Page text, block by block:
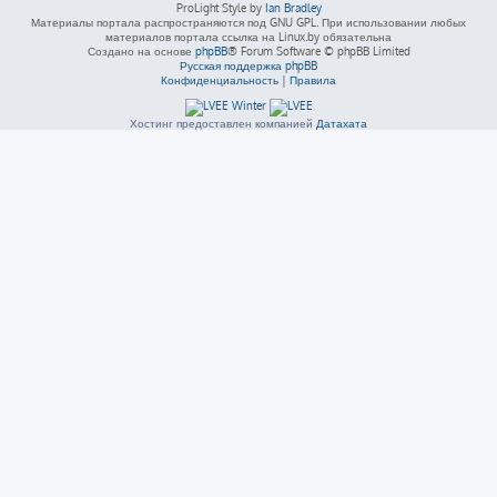
ProLight Style by Ian Bradley
Материалы портала распространяются под GNU GPL. При использовании любых
материалов портала ссылка на Linux.by обязательна
Создано на основе phpBB® Forum Software © phpBB Limited
Русская поддержка phpBB
Конфиденциальность | Правила
Хостинг предоставлен компанией Датахата